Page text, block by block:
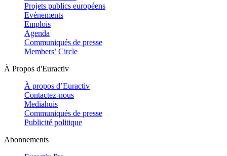
Projets publics européens
Evénements
Emplois
Agenda
Communiqués de presse
Members’ Circle
À Propos d'Euractiv
À propos d’Euractiv
Contactez-nous
Mediahuis
Communiqués de presse
Publicité politique
Abonnements